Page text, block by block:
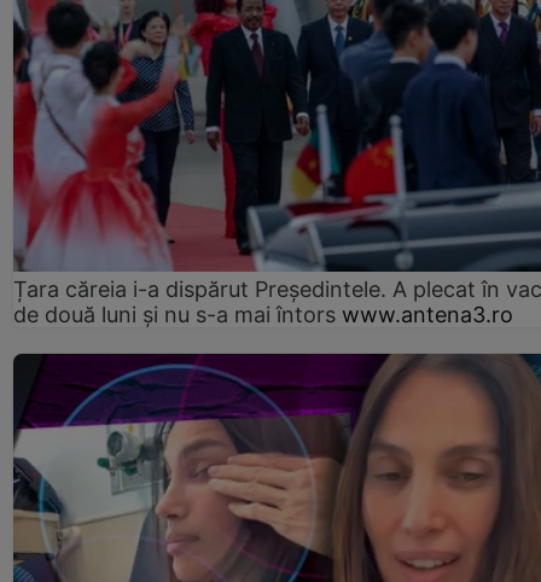
Țara căreia i-a dispărut Președintele. A plecat în
de două luni și nu s-a mai întors www.antena3.ro